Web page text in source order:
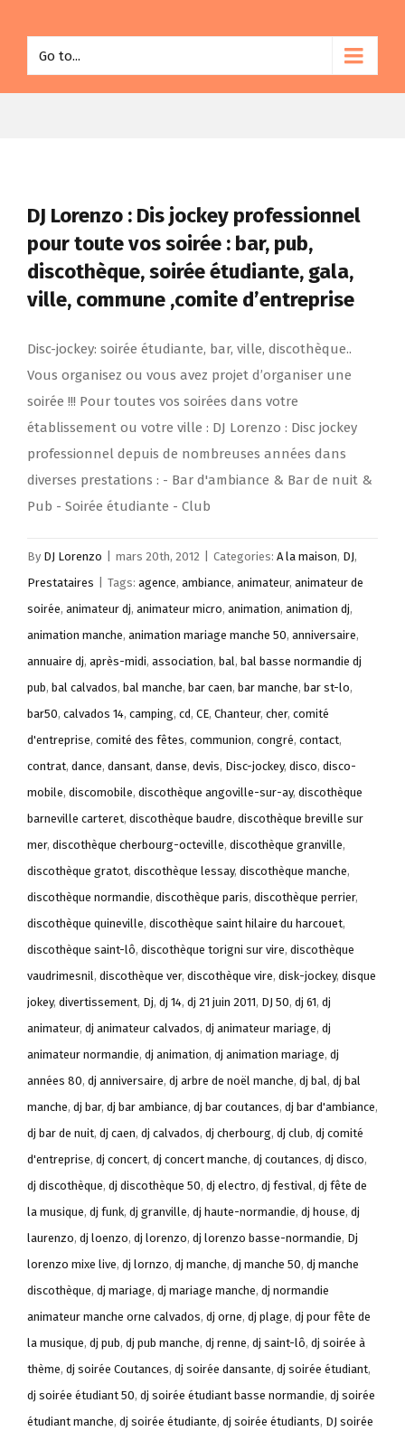
Go to...
DJ Lorenzo : Dis jockey professionnel
pour toute vos soirée : bar, pub,
discothèque, soirée étudiante, gala,
ville, commune ,comite d’entreprise
Disc-jockey: soirée étudiante, bar, ville, discothèque..
Vous organisez ou vous avez projet d’organiser une
soirée !!! Pour toutes vos soirées dans votre
établissement ou votre ville : DJ Lorenzo : Disc jockey
professionnel depuis de nombreuses années dans
diverses prestations : - Bar d'ambiance & Bar de nuit &
Pub - Soirée étudiante - Club
By DJ Lorenzo mars 20th, 2012 Categories: A la maison, DJ,
Prestataires
Tags: agence, ambiance, animateur, animateur de
soirée, animateur dj, animateur micro, animation, animation dj,
animation manche, animation mariage manche 50, anniversaire,
annuaire dj, après-midi, association, bal, bal basse normandie dj
pub, bal calvados, bal manche, bar caen, bar manche, bar st-lo,
bar50, calvados 14, camping, cd, CE, Chanteur, cher, comité
d'entreprise, comité des fêtes, communion, congré, contact,
contrat, dance, dansant, danse, devis, Disc-jockey, disco, disco-
mobile, discomobile, discothèque angoville-sur-ay, discothèque
barneville carteret, discothèque baudre, discothèque breville sur
mer, discothèque cherbourg-octeville, discothèque granville,
discothèque gratot, discothèque lessay, discothèque manche,
discothèque normandie, discothèque paris, discothèque perrier,
discothèque quineville, discothèque saint hilaire du harcouet,
discothèque saint-lô, discothèque torigni sur vire, discothèque
vaudrimesnil, discothèque ver, discothèque vire, disk-jockey, disque
jokey, divertissement, Dj, dj 14, dj 21 juin 2011, DJ 50, dj 61, dj
animateur, dj animateur calvados, dj animateur mariage, dj
animateur normandie, dj animation, dj animation mariage, dj
années 80, dj anniversaire, dj arbre de noël manche, dj bal, dj bal
manche, dj bar, dj bar ambiance, dj bar coutances, dj bar d'ambiance,
dj bar de nuit, dj caen, dj calvados, dj cherbourg, dj club, dj comité
d'entreprise, dj concert, dj concert manche, dj coutances, dj disco,
dj discothèque, dj discothèque 50, dj electro, dj festival, dj fête de
la musique, dj funk, dj granville, dj haute-normandie, dj house, dj
laurenzo, dj loenzo, dj lorenzo, dj lorenzo basse-normandie, Dj
lorenzo mixe live, dj lornzo, dj manche, dj manche 50, dj manche
discothèque, dj mariage, dj mariage manche, dj normandie
animateur manche orne calvados, dj orne, dj plage, dj pour fête de
la musique, dj pub, dj pub manche, dj renne, dj saint-lô, dj soirée à
thème, dj soirée Coutances, dj soirée dansante, dj soirée étudiant,
dj soirée étudiant 50, dj soirée étudiant basse normandie, dj soirée
étudiant manche, dj soirée étudiante, dj soirée étudiants, DJ soirée